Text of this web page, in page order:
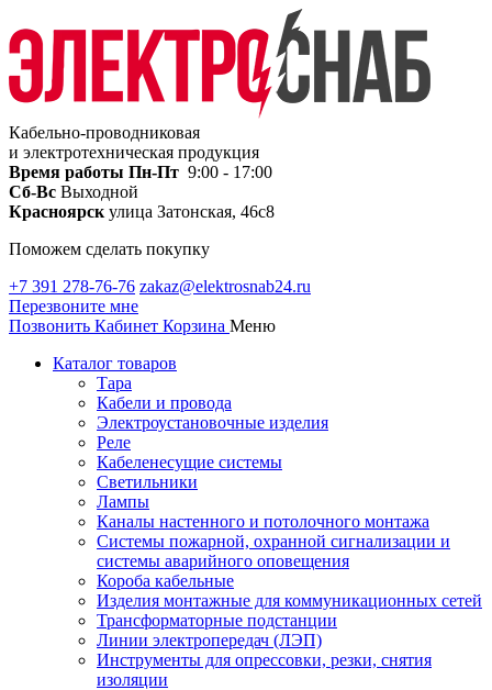
Кабельно-проводниковая
и электротехническая продукция
Время работы Пн-Пт 9:00 - 17:00
Сб-Вс Выходной
Красноярск улица Затонская, 46с8
Поможем сделать покупку
+7 391 278-76-76 zakaz@elektrosnab24.ru
Перезвоните мне
Позвонить Кабинет Корзина Меню
Каталог товаров
Тара
Кабели и провода
Электроустановочные изделия
Реле
Кабеленесущие системы
Светильники
Лампы
Каналы настенного и потолочного монтажа
Системы пожарной, охранной сигнализации и
системы аварийного оповещения
Короба кабельные
Изделия монтажные для коммуникационных сетей
Трансформаторные подстанции
Линии электропередач (ЛЭП)
Инструменты для опрессовки, резки, снятия
изоляции